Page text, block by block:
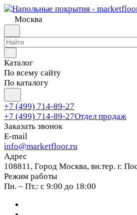
Москва
Каталог
По всему сайту
По каталогу
+7 (499) 714-89-27
+7 (499) 714-89-27Отдел продаж
Заказать звонок
E-mail
info@marketfloor.ru
Адрес
108811, Город Москва, вн.тер. г.
Режим работы
Пн. – Пт.: с 9:00 до 18:00